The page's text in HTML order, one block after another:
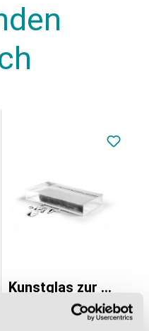
Kunstglas zur Splittersimulation